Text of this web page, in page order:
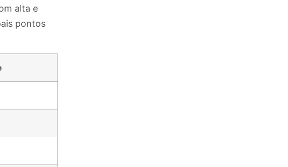
alta e
pontos